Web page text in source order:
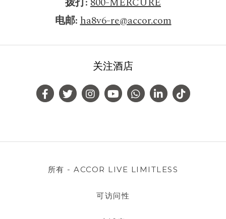
电邮 ha8v6-re@accor.com
关注酒店
所有 - ACCOR LIVE LIMITLESS
可访问性